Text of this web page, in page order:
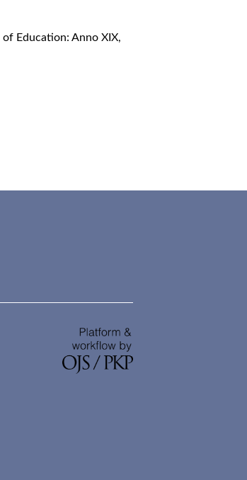
Education: Anno XIX,